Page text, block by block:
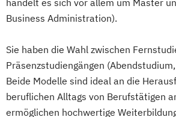
Säuglingen
Fachinformatiker
Fachinformatiker/in
Anwendungsentwicklung
Fachinformatiker/in
Pädagogische Psychologie
Coach/in
Rechnungswesen für das
Sales & Management
Sanierungs und &
Qualitätsmanagement
Regenerative Energietechnik
Technikfolgen­abschätzung
Technische Betriebswirtschaft
Technische Informatik
Technologiemanagement
Vorkurs Mathematik
Fitnesstrainer/-in B-Lizenz
Gesundheitsberater/-in
Gesundheitspädagoge/-in -
Gesundheitsberater/-in
"Burnout-Prävention"
handelt es sich vor allem um Master
Business Administration).
Sie haben die Wahl zwischen
Präsenzstudiengängen
Beide Modelle sind ideal an die
beruflichen Alltags von Berufstätigen
ermöglichen hochwertige